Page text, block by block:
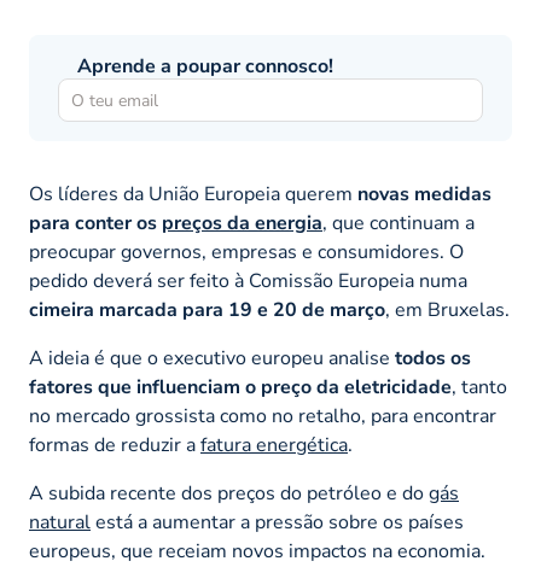
Aprende a poupar connosco!
Os líderes da União Europeia querem novas medidas
para conter os preços da energia, que continuam a
preocupar governos, empresas e consumidores. O
pedido deverá ser feito à Comissão Europeia numa
cimeira marcada para 19 e 20 de março, em Bruxelas.
A ideia é que o executivo europeu analise todos os
fatores que influenciam o preço da eletricidade, tanto
no mercado grossista como no retalho, para encontrar
formas de reduzir afatura energética.
A subida recente dos preços do petróleo e dogás
naturalestá a aumentar a pressão sobre os países
europeus, que receiam novos impactos na economia.